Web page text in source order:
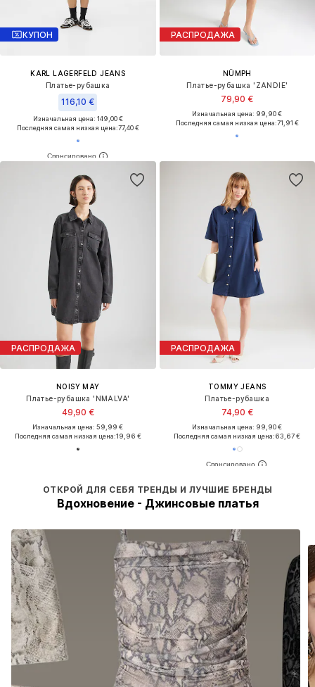
КУПОН
KARL LAGERFELD JEANS
Платье-рубашка
116,10 €
Изначальная цена: 149,00 €
Последняя самая низкая цена:77,40 €
РАСПРОДАЖА
NÜMPH
Платье-рубашка 'ZANDIE'
79,90 €
Изначальная цена: 99,90 €
Последняя самая низкая цена:71,91 €
РАСПРОДАЖА
NOISY MAY
Платье-рубашка 'NMALVA'
49,90 €
Изначальная цена: 59,99 €
Последняя самая низкая цена:19,96 €
РАСПРОДАЖА
TOMMY JEANS
Платье-рубашка
74,90 €
Изначальная цена: 99,90 €
Последняя самая низкая цена:63,67 €
ОТКРОЙ ДЛЯ СЕБЯ ТРЕНДЫ И ЛУЧШИЕ БРЕНДЫ
Вдохновение - Джинсовые платья